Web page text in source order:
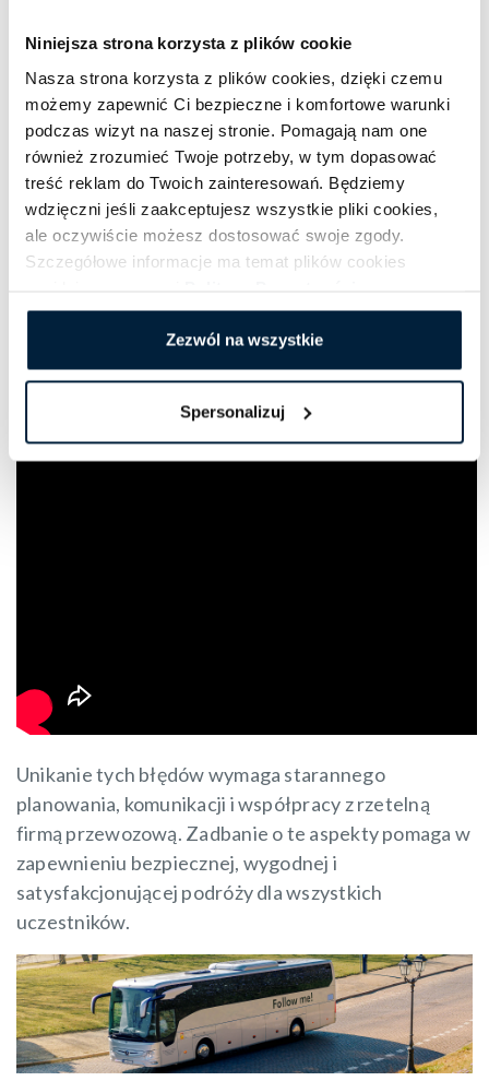
Niniejsza strona korzysta z plików cookie
Nasza strona korzysta z plików cookies, dzięki czemu
możemy zapewnić Ci bezpieczne i komfortowe warunki
podczas wizyt na naszej stronie. Pomagają nam one
również zrozumieć Twoje potrzeby, w tym dopasować
treść reklam do Twoich zainteresowań. Będziemy
wdzięczni jeśli zaakceptujesz wszystkie pliki cookies,
ale oczywiście możesz dostosować swoje zgody.
Szczegółowe informacje ma temat plików cookies
Zezwól na wszystkie
Spersonalizuj
Unikanie tych błędów wymaga starannego
planowania, komunikacji i współpracy z rzetelną
firmą przewozową. Zadbanie o te aspekty pomaga w
zapewnieniu bezpiecznej, wygodnej i
satysfakcjonującej podróży dla wszystkich
uczestników.